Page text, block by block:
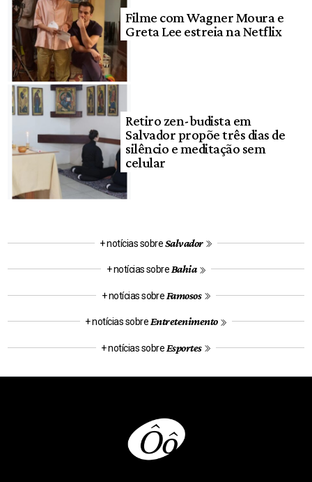
Filme com Wagner Moura e
Greta Lee estreia na Netflix
Retiro zen-budista em
Salvador propõe três dias de
silêncio e meditação sem
celular
+ notícias sobreSalvador
+ notícias sobre Bahia
+ notícias sobre Famosos
+ notícias sobre Entretenimento
+ notícias sobre Esportes